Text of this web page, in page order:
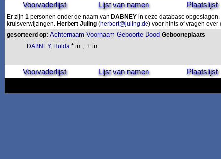
Voorvaderlijst Lijst van namen Plaatslijst
Er zijn 1 personen onder de naam van DABNEY in deze database
kruisverwijzingen. Herbert Juling (herbert@juling.de) voor hints of vragen
gesorteerd op: Achternaam Voornaam Geboorte Dood Geboorteplaats
DABNEY, Hulda * in , + in
Voorvaderlijst Lijst van namen Plaatslijst